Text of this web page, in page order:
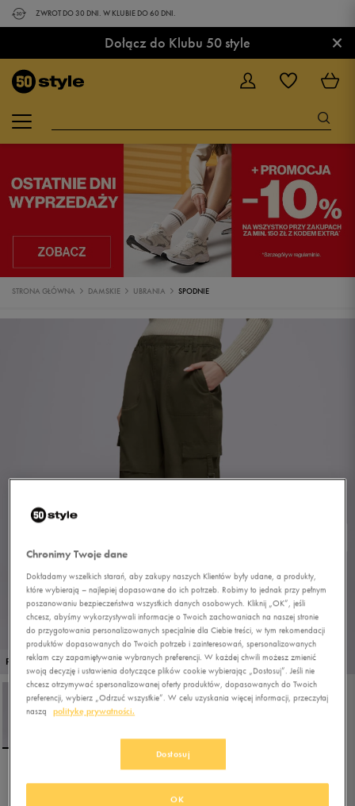
ZWROT DO 30 DNI. W KLUBIE DO 60 DNI.
Dołącz do Klubu 50 style ×
STRONA GŁÓWNA DAMSKIE UBRANIA SPODNIE
PROMO: DO -30%
CHAMPION SPODNIE
Chronimy Twoje dane
Dokładamy wszelkich starań, aby zakupy naszych Klientów były udane, a produkty,
które wybierają – najlepiej dopasowane do ich potrzeb. Robimy to jednak przy pełnym
poszanowaniu bezpieczeństwa wszystkich danych osobowych. Kliknij „OK”, jeśli
chcesz, abyśmy wykorzystywali informacje o Twoich zachowaniach na naszej stronie
do przygotowania personalizowanych specjalnie dla Ciebie treści, w tym rekomendacji
produktów dopasowanych do Twoich potrzeb i zainteresowań, spersonalizowanych
reklam czy zapamiętywanie wybranych preferencji. W każdej chwili możesz zmienić
swoją decyzję i ustawienia dotyczące plików cookie wybierając „Dostosuj”. Jeśli nie
chcesz otrzymywać spersonalizowanej oferty produktów, dopasowanych do Twoich
preferencji, wybierz „Odrzuć wszystkie”. W celu uzyskania więcej informacji, przeczytaj
naszą
politykę prywatności.
Dostosuj
OK